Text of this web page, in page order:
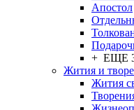
Апостол
+ ЕЩЕ
Жития и
Жития